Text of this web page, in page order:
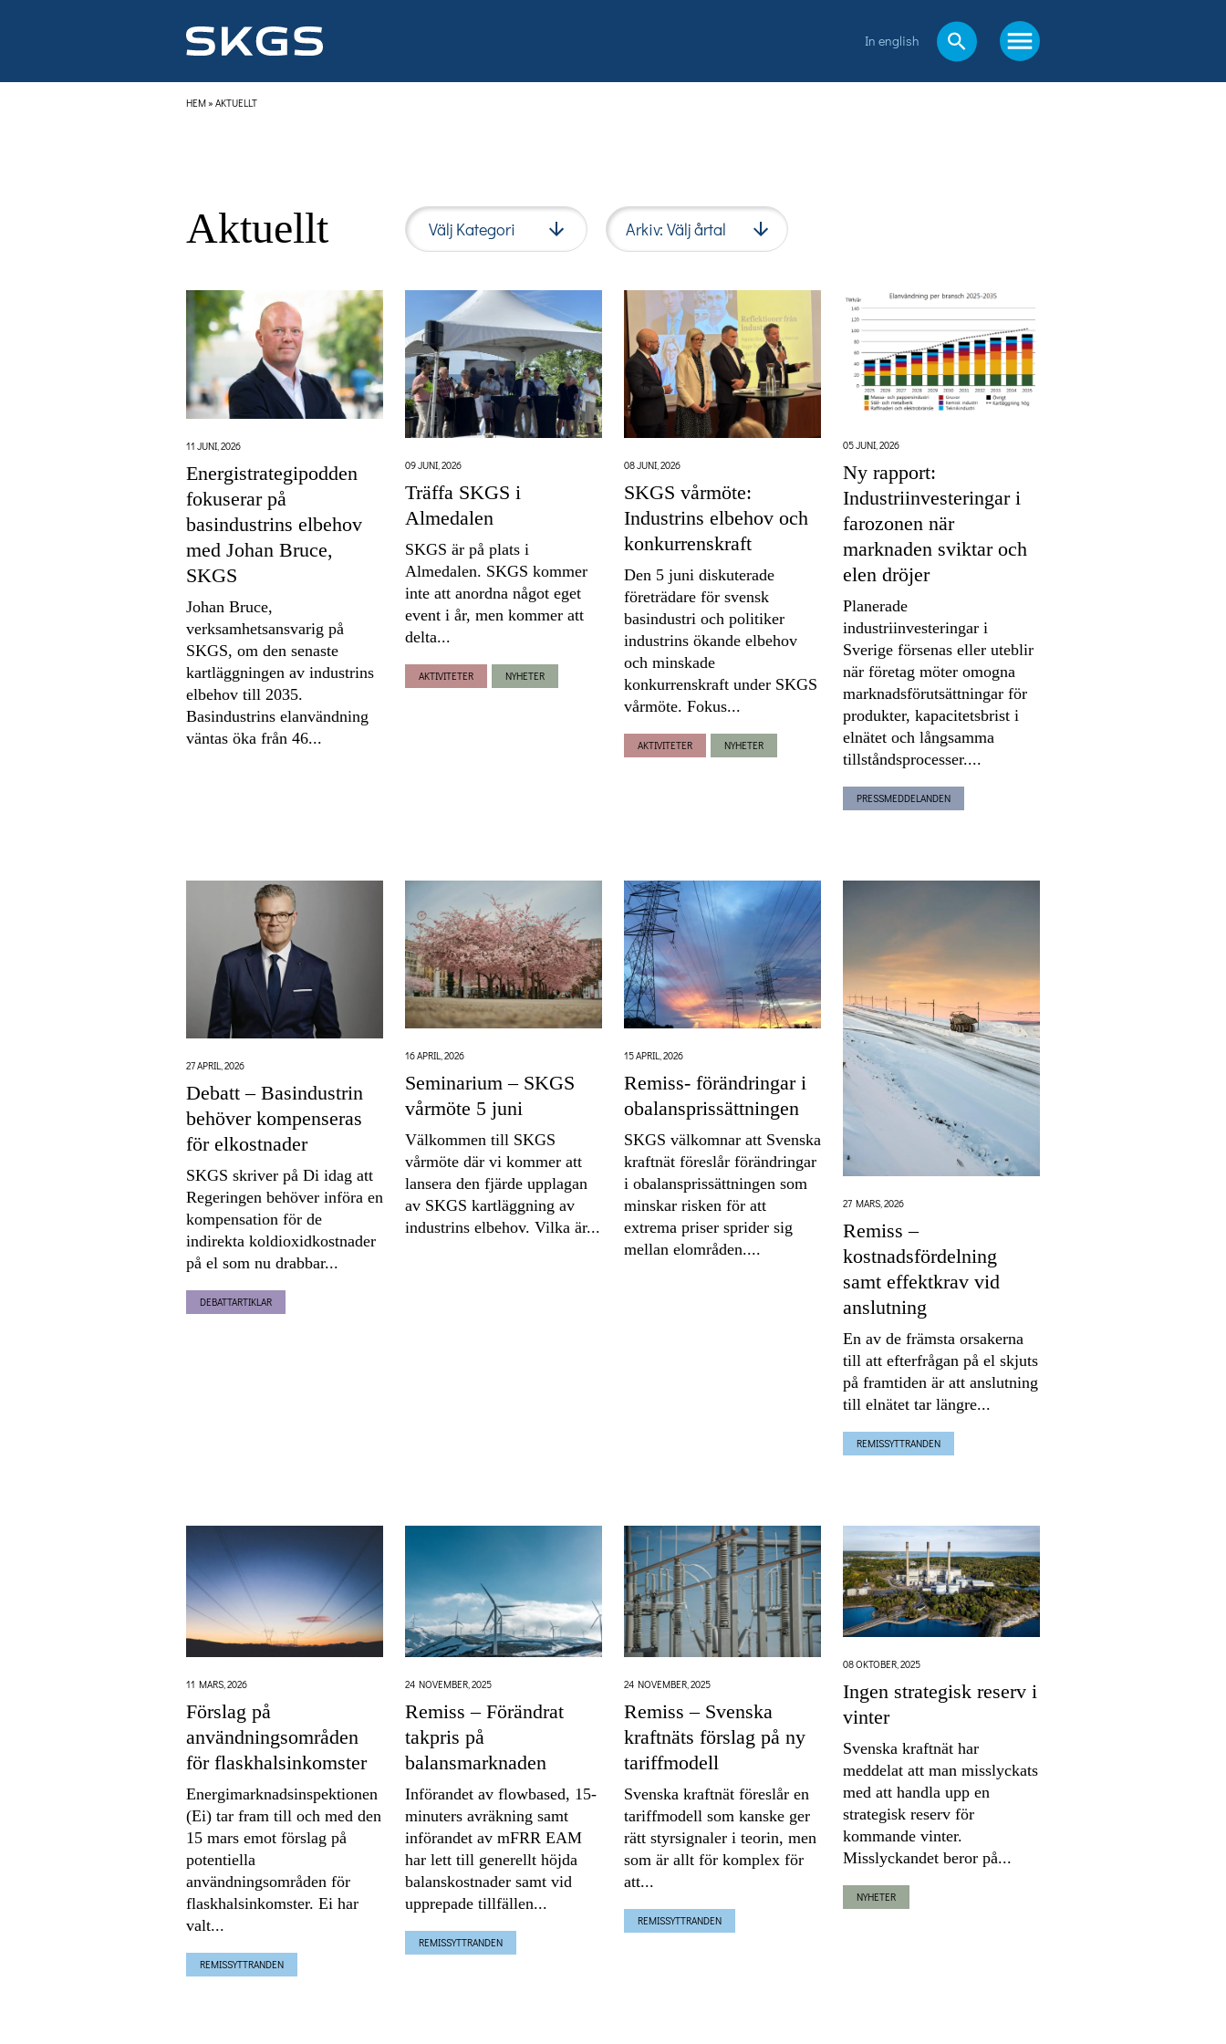
In english
HEM» AKTUELLT
Aktuellt Välj Kategori Arkiv: Välj årtal
11 JUNI, 2026
Energistrategipodden
fokuserar på
basindustrins elbehov
med Johan Bruce,
SKGS
Johan Bruce,
verksamhetsansvarig på
SKGS, om den senaste
kartläggningen av industrins
elbehov till 2035.
Basindustrins elanvändning
väntas öka från 46...
09 JUNI, 2026
Träffa SKGS i
Almedalen
SKGS är på plats i
Almedalen. SKGS kommer
inte att anordna något eget
event i år, men kommer att
delta...
AKTIVITETER NYHETER
08 JUNI, 2026
SKGS vårmöte:
Industrins elbehov och
konkurrenskraft
Den 5 juni diskuterade
företrädare för svensk
basindustri och politiker
industrins ökande elbehov
och minskade
konkurrenskraft under SKGS
vårmöte. Fokus...
AKTIVITETER NYHETER
05 JUNI, 2026
Ny rapport:
Industriinvesteringar i
farozonen när
marknaden sviktar och
elen dröjer
Planerade
industriinvesteringar i
Sverige försenas eller uteblir
när företag möter omogna
marknadsförutsättningar för
produkter, kapacitetsbrist i
elnätet och långsamma
tillståndsprocesser....
PRESSMEDDELANDEN
27 APRIL, 2026
Debatt – Basindustrin
behöver kompenseras
för elkostnader
SKGS skriver på Di idag att
Regeringen behöver införa en
kompensation för de
indirekta koldioxidkostnader
på el som nu drabbar...
DEBATTARTIKLAR
16 APRIL, 2026
Seminarium – SKGS
vårmöte 5 juni
Välkommen till SKGS
vårmöte där vi kommer att
lansera den fjärde upplagan
av SKGS kartläggning av
industrins elbehov. Vilka är...
15 APRIL, 2026
Remiss- förändringar i
obalansprissättningen
SKGS välkomnar att Svenska
kraftnät föreslår förändringar
i obalansprissättningen som
minskar risken för att
extrema priser sprider sig
mellan elområden....
27 MARS, 2026
Remiss –
kostnadsfördelning
samt effektkrav vid
anslutning
En av de främsta orsakerna
till att efterfrågan på el skjuts
på framtiden är att anslutning
till elnätet tar längre...
REMISSYTTRANDEN
11 MARS, 2026
Förslag på
användningsområden
för flaskhalsinkomster
Energimarknadsinspektionen
(Ei) tar fram till och med den
15 mars emot förslag på
potentiella
användningsområden för
flaskhalsinkomster. Ei har
valt...
REMISSYTTRANDEN
24 NOVEMBER, 2025
Remiss – Förändrat
takpris på
balansmarknaden
Införandet av flowbased, 15-
minuters avräkning samt
införandet av mFRR EAM
har lett till generellt höjda
balanskostnader samt vid
upprepade tillfällen...
REMISSYTTRANDEN
24 NOVEMBER, 2025
Remiss – Svenska
kraftnäts förslag på ny
tariffmodell
Svenska kraftnät föreslår en
tariffmodell som kanske ger
rätt styrsignaler i teorin, men
som är allt för komplex för
att...
REMISSYTTRANDEN
08 OKTOBER, 2025
Ingen strategisk reserv i
vinter
Svenska kraftnät har
meddelat att man misslyckats
med att handla upp en
strategisk reserv för
kommande vinter.
Misslyckandet beror på...
NYHETER